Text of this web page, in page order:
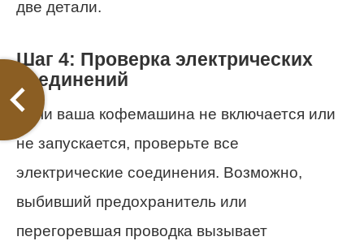
две детали.
Шаг 4: Проверка электрических
соединений
Если ваша кофемашина не включается или
не запускается, проверьте все
электрические соединения. Возможно,
выбивший предохранитель или
перегоревшая проводка вызывает